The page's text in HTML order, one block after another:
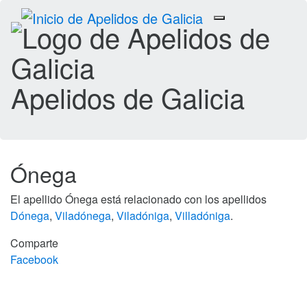
Toggle
navigation
Apelidos de Galicia
Ónega
El apellido Ónega está relacionado con los apellidos
Dónega, Viladónega, Viladóniga, Villadóniga.
Comparte
Facebook